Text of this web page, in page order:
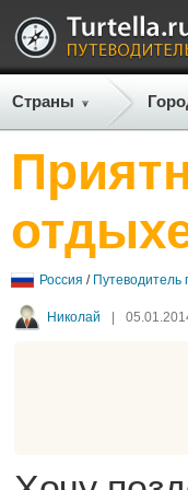
Страны
Россия / Путеводитель
Николай |